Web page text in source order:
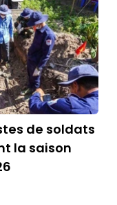
de soldats
la saison